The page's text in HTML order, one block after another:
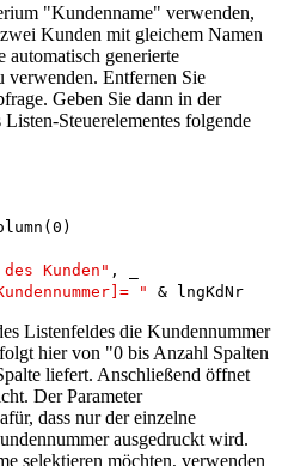
"Kundenname" verwenden,
Kunden mit gleichem Namen
automatisch generierte
Entfernen Sie
Geben Sie dann in der
Steuerelementes folgende
Kunden" , _
" & lngKdNr
Listenfeldes die Kundennummer
hier von "0 bis Anzahl Spalten
liefert. Anschließend öffnet
Der Parameter
dass nur der einzelne
ausgedruckt wird.
selektieren möchten, verwenden